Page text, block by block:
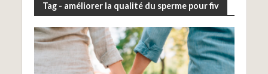
Tag - améliorer la qualité du sperme pour fiv